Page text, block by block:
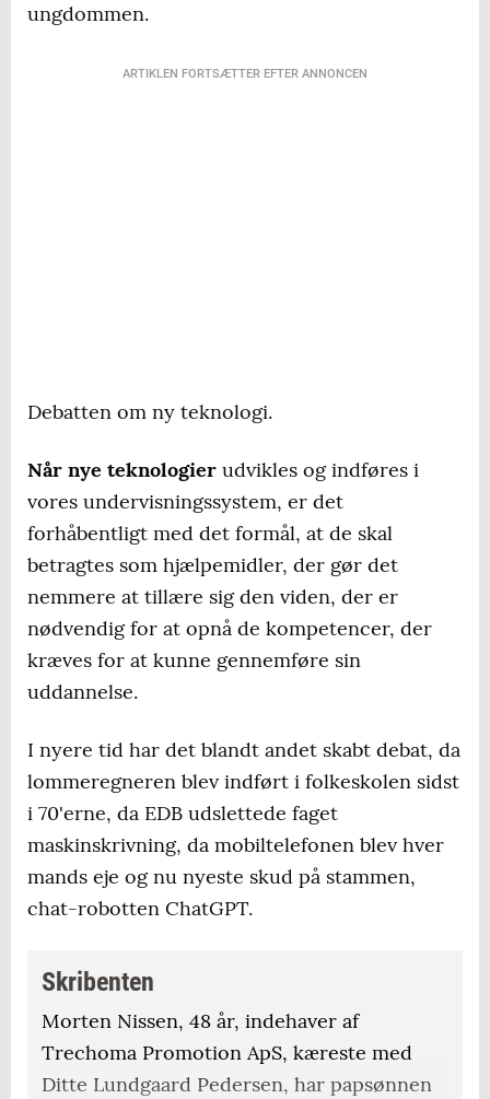
ungdommen.
ARTIKLEN FORTSÆTTER EFTER ANNONCEN
Debatten om ny teknologi.
Når nye teknologier udvikles og indføres i
vores undervisningssystem, er det
forhåbentligt med det formål, at de skal
betragtes som hjælpemidler, der gør det
nemmere at tillære sig den viden, der er
nødvendig for at opnå de kompetencer, der
kræves for at kunne gennemføre sin
uddannelse.
I nyere tid har det blandt andet skabt debat, da
lommeregneren blev indført i folkeskolen sidst
i 70'erne, da EDB udslettede faget
maskinskrivning, da mobiltelefonen blev hver
mands eje og nu nyeste skud på stammen,
chat-robotten ChatGPT.
Skribenten
Morten Nissen, 48 år, indehaver af
Trechoma Promotion ApS, kæreste med
Ditte Lundgaard Pedersen, har papsønnen